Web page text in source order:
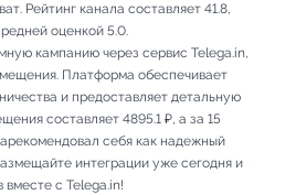
Рейтинг канала составляет 41.8,
оценкой 5.0.
кампанию через сервис Telega.in,
Платформа обеспечивает
и предоставляет детальную
составляет 4895.1 ₽, а за 15
себя как надежный
интеграции уже сегодня и
вместе с Telega.in!